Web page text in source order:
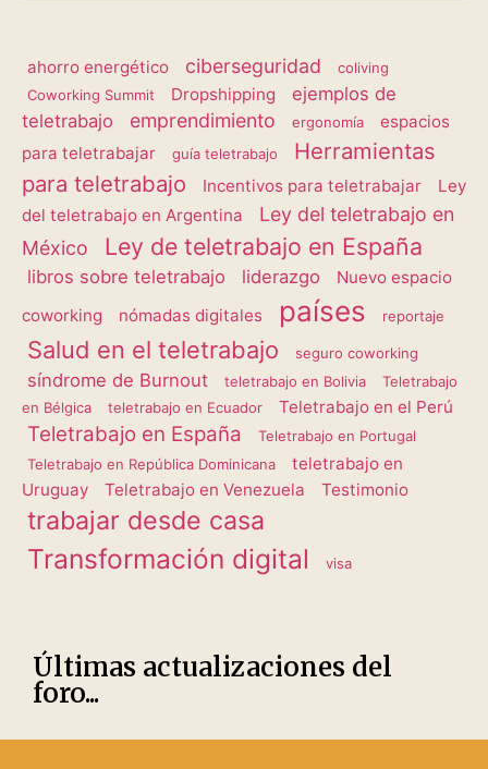
ahorro energético ciberseguridad
coliving
Coworking Summit
Dropshipping
ejemplos de
teletrabajo
emprendimiento ergonomía
espacios
para teletrabajar
guía teletrabajo
Herramientas
para teletrabajo
Incentivos para teletrabajar
Ley
del teletrabajo en Argentina
Ley del teletrabajo en
México
Ley de teletrabajo en España
libros sobre teletrabajo liderazgo
Nuevo espacio
coworking
nómadas digitales países reportaje
Salud en el teletrabajo seguro coworking
síndrome de Burnout teletrabajo en Bolivia
Teletrabajo
en Bélgica
teletrabajo en Ecuador Teletrabajo en el Perú
Teletrabajo en España
Teletrabajo en Portugal
Teletrabajo en República Dominicana
teletrabajo en
Uruguay
Teletrabajo en Venezuela Testimonio
trabajar desde casa
Transformación digital visa
Últimas actualizaciones del
foro...